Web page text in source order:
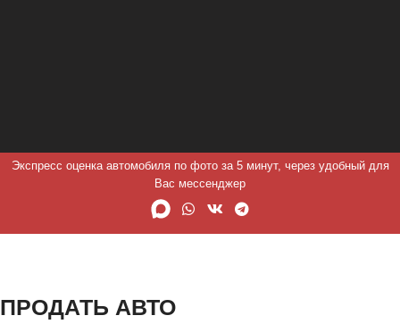
Экспресс оценка автомобиля по фото за 5 минут, через удобный для
Вас мессенджер
ПРОДАТЬ АВТО